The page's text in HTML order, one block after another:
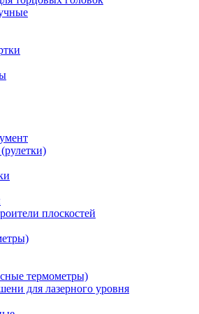
плоскостей
термометры)
для лазерного уровня